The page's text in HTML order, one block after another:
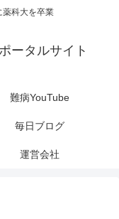
薬科大を卒業
ータルサイト
難病YouTube
毎日ブログ
運営会社